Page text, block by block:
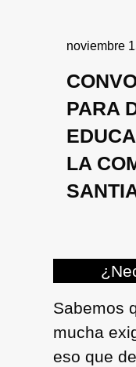
noviembre
PARA
LA
Sabemos
mucha
eso que